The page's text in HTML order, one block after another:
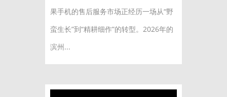
果手机的售后服务市场正经历一场从“野
蛮生长”到“精耕细作”的转型。2026年的
滨州...